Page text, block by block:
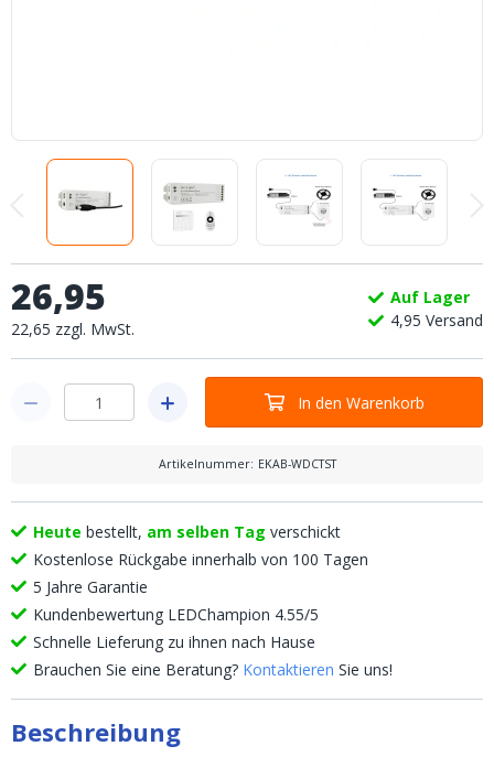
26,95
22,65 zzgl. MwSt.
Auf Lager
4,95 Versand
In den Warenkorb
Artikelnummer: EKAB-WDCTST
Heute bestellt, am selben Tag verschickt
Kostenlose Rückgabe innerhalb von 100 Tagen
5 Jahre Garantie
Kundenbewertung LEDChampion 4.55/5
Schnelle Lieferung zu ihnen nach Hause
Brauchen Sie eine Beratung? Kontaktieren Sie uns!
Beschreibung